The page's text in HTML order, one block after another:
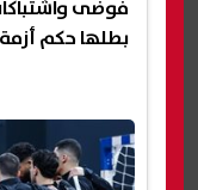
فوضى
بطلها حكم